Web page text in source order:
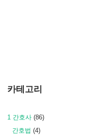
카테고리
1 간호사 (86)
간호법 (4)